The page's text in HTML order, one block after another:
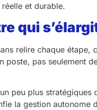
et durable.
qui
relire chaque étape,
poste, pas seulement
peu plus stratégiques
la gestion autonome